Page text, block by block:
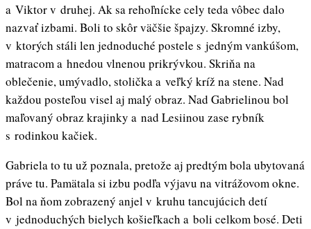
a Viktor v druhej. Ak sa rehoľnícke cely teda vôbec dalo
nazvať izbami. Boli to skôr väčšie špajzy. Skromné izby,
v ktorých stáli len jednoduché postele s jedným vankúšom,
matracom a hnedou vlnenou prikrývkou. Skriňa na
oblečenie, umývadlo, stolička a veľký kríž na stene. Nad
každou posteľou visel aj malý obraz. Nad Gabrielinou bol
maľovaný obraz krajinky a nad Lesiinou zase rybník
s rodinkou kačiek.
Gabriela to tu už poznala, pretože aj predtým bola ubytovaná
práve tu. Pamätala si izbu podľa výjavu na vitrážovom okne.
Bol na ňom zobrazený anjel v kruhu tancujúcich detí
v jednoduchých bielych košieľkach a boli celkom bosé. Deti